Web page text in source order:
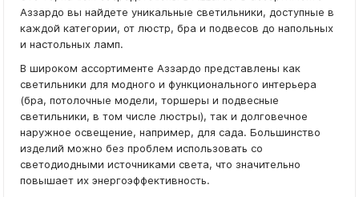
Аззардо вы найдете уникальные светильники, доступные в
каждой категории, от люстр, бра и подвесов до напольных
и настольных ламп.
В широком ассортименте Аззардо представлены как
светильники для модного и функционального интерьера
(бра, потолочные модели, торшеры и подвесные
светильники, в том числе люстры), так и долговечное
наружное освещение, например, для сада. Большинство
изделий можно без проблем использовать со
светодиодными источниками света, что значительно
повышает их энергоэффективность.